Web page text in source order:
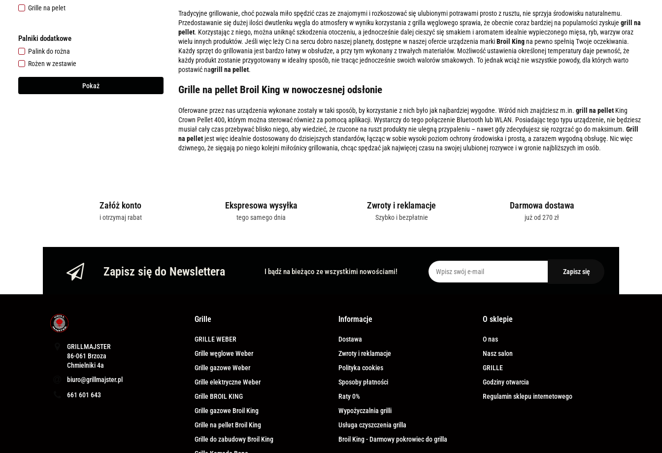
Grille na pelet
Palniki dodatkowe
Palink do rożna
Rożen w zestawie
Pokaż
Tradycyjne grillowanie, choć pozwala miło spędzić czas ze znajomymi i rozkoszować się ulubionymi potrawami prosto z rusztu, nie sprzyja środowisku naturalnemu.
Przedostawanie się dużej ilości dwutlenku węgla do atmosfery w wyniku korzystania z grilla węglowego sprawia, że obecnie coraz bardziej na popularności zyskuje grill na
pellet. Korzystając z niego, można uniknąć szkodzenia otoczeniu, a jednocześnie dalej cieszyć się smakiem i aromatem idealnie wypieczonego mięsa, ryb, warzyw oraz
wielu innych produktów. Jeśli więc leży Ci na sercu dobro naszej planety, dostępne w naszej ofercie urządzenia markiBroil King na pewno spełnią Twoje oczekiwania.
Każdy sprzęt do grillowania jest bardzo łatwy w obsłudze, a przy tym wykonany z trwałych materiałów. Możliwość ustawienia określonej temperatury daje pewność, że
każdy produkt zostanie przygotowany w idealny sposób, nie tracąc jednocześnie swoich walorów smakowych. To jednak wciąż nie wszystkie powody, dla których warto
postawić nagrill na pellet.
Grille na pellet Broil King w nowoczesnej odsłonie
Oferowane przez nas urządzenia wykonane zostały w taki sposób, by korzystanie z nich było jak najbardziej wygodne. Wśród nich znajdziesz m.in. grill na pellet King
Crown Pellet 400, którym można sterować również za pomocą aplikacji. Wystarczy do tego połączenie Bluetooth lub WLAN. Posiadając tego typu urządzenie, nie będziesz
musiał cały czas przebywać blisko niego, aby wiedzieć, że rzucone na ruszt produkty nie ulegną przypaleniu – nawet gdy zdecydujesz się rozgrzać go do maksimum. Grill
na pellet jest więc idealnie dostosowany do dzisiejszych standardów, łącząc w sobie wysoki poziom ochrony środowiska i prostą, a zarazem wygodną obsługę. Nic więc
dziwnego, że sięgają po niego kolejni miłośnicy grillowania, chcąc spędzać jak najwięcej czasu na swojej ulubionej rozrywce i w gronie najbliższych im osób.
Załóż konto
i otrzymaj rabat
Ekspresowa wysyłka
tego samego dnia
Zwroty i reklamacje
Szybko i bezpłatnie
Darmowa dostawa
już od 270 zł
Zapisz się do Newslettera I bądź na bieżąco ze wszystkimi nowościami!
GRILLMAJSTER
86-061 Brzoza
biuro@grillmajster.pl
661 601 643
Grille
GRILLE WEBER
Grille węglowe Weber
Grille gazowe Weber
Grille elektryczne Weber
Grille BROIL KING
Grille gazowe Broil King
Grille na pellet Broil King
Grille do zabudowy Broil King
Informacje
Dostawa
Zwroty i reklamacje
Polityka cookies
Sposoby płatności
Raty 0%
Wypożyczalnia grilli
Usługa czyszczenia grilla
Broil King - Darmowy pokrowiec do grilla
O sklepie
O nas
Nasz salon
GRILLE
Godziny otwarcia
Regulamin sklepu internetowego